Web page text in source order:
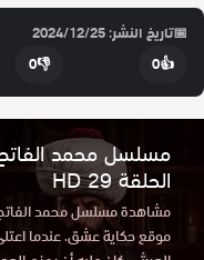
📅تاريخ النشر: 2024/12/25
👍
0
👎
0
مسلسل محمد
الحلقة 29 HD
موقع حكاية عشق. عندما